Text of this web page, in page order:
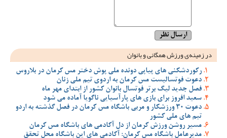
در زمینه‌ی ورزش همگانی و بانوان
رکوردشکنی های پیاپی دونده ملی پوش دختر مس کرمان در بلاروس
دعوت فوتسالیست مس کرمان به اردوی تیم ملی زنان
فصل جدید لیگ برتر فوتسال بانوان کشور از ابتدای مهر ماه
سعید افروز برای بازی های پارآسیایی ناگویا آماده می شود
دعوت 30 ورزشکار و مربی باشگاه مس کرمان در فصل گذشته به اردو
تیم های ملی کشور
مسیر روشن ورزش کرمان از دل آکادمی های باشگاه مس کرمان
مدیرعامل باشگاه مس کرمان: آکادمی های این باشگاه محل تحقق